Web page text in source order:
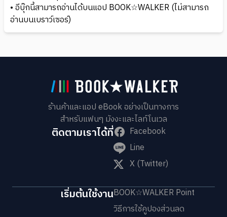
• อีบุ๊กนี้สามารถอ่านได้บนแอป BOOK☆WALKER (ไม่สามารถ
อ่านบนเบราว์เซอร์)
ร้านค้าและแอป eBook อย่างเป็นทางการ
สำหรับแฟนๆ มังงะและไลท์โนเวล
ติดตามเราได้ที่
Facebook
Line
X (Twitter)
เริ่มต้นใช้งานBOOK☆WALKER Point
วิธีการใช้คูปองส่วนลด